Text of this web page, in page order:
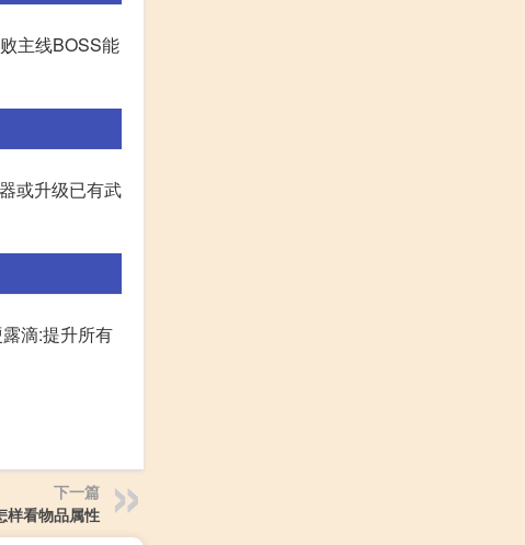
主线BOSS能
或升级已有武
滴:提升所有
下一篇
样看物品属性